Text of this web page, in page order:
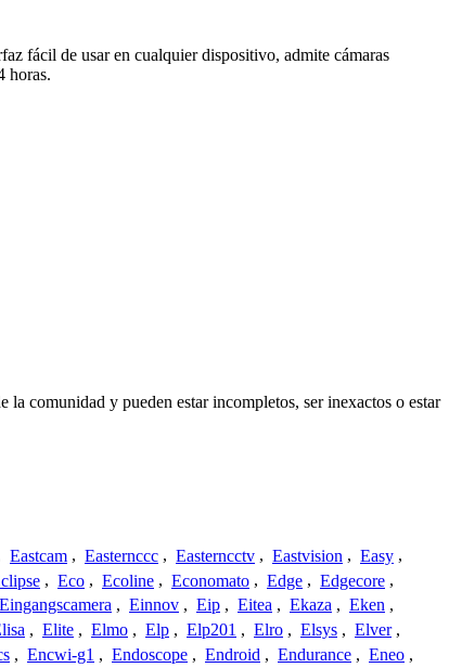
fácil de usar en cualquier dispositivo, admite cámaras
horas.
comunidad y pueden estar incompletos, ser inexactos o estar
Eastcam , Easternccc , Easterncctv , Eastvision , Easy ,
, Eco , Ecoline , Economato , Edge , Edgecore ,
Eingangscamera , Einnov , Eip , Eitea , Ekaza , Eken ,
, Elite , Elmo , Elp , Elp201 , Elro , Elsys , Elver ,
, Encwi-g1 , Endoscope , Endroid , Endurance , Eneo ,